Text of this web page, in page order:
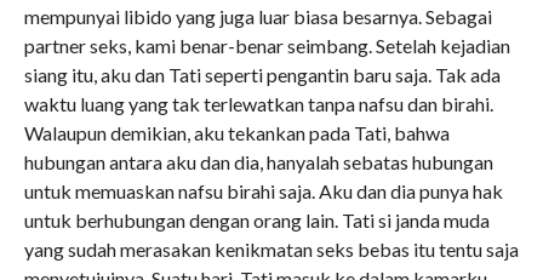
mempunyai libido yang juga luar biasa besarnya. Sebagai
partner seks, kami benar-benar seimbang. Setelah kejadian
siang itu, aku dan Tati seperti pengantin baru saja. Tak ada
waktu luang yang tak terlewatkan tanpa nafsu dan birahi.
Walaupun demikian, aku tekankan pada Tati, bahwa
hubungan antara aku dan dia, hanyalah sebatas hubungan
untuk memuaskan nafsu birahi saja. Aku dan dia punya hak
untuk berhubungan dengan orang lain. Tati si janda muda
yang sudah merasakan kenikmatan seks bebas itu tentu saja